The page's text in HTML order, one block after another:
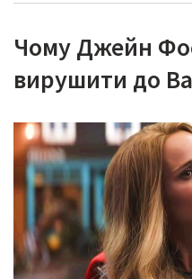
Чому Джейн
вирушити до